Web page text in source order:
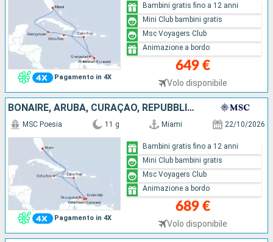
Pagamento in 4X
649 €
Volo disponibile
Bambini gratis fino a 12 anni
Mini Club bambini gratis
Msc Voyagers Club
Animazione a bordo
BONAIRE, ARUBA, CURAÇAO, REPUBBLICA DOMINICANA, GIAMAICA, STATI UNITI
Pagamento in 4X
MSC Poesia 11 g Miami 22/10/2026
689 €
Volo disponibile
Bambini gratis fino a 12 anni
Mini Club bambini gratis
Msc Voyagers Club
Animazione a bordo